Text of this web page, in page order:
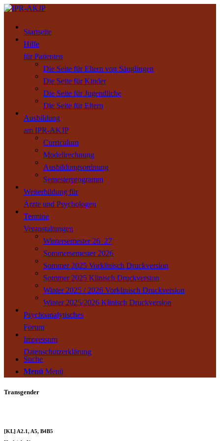
Startseite
Hilfe
für Patienten
Die Seite für Eltern von Säuglingen
Die Seite für Kinder
Die Seite für Jugendliche
Die Seite für Eltern
Ausbildung
am IPR-AKJP
Curriculum
Modellrechnung
Ausbildungsordnung
Semesterprogramm
Weiterbildung für
Ärzte und Psychologen
Termine
Veranstaltungen
Wintersemester 26_27
Sommersemester 2026
Sommer 2025 Vorklinisch Druckversion
Sommer 2025 Klinisch Druckversion
Winter 2025 / 2026 Vorklinisch Druckversion
Winter 2025/2026 Klinisch Druckversion
Psychoanalytisches
Forum
Impressum
Datenschutzerklärung
Suche
Menü Menü
Transgender
[KL] A2.1, A5, B4B5